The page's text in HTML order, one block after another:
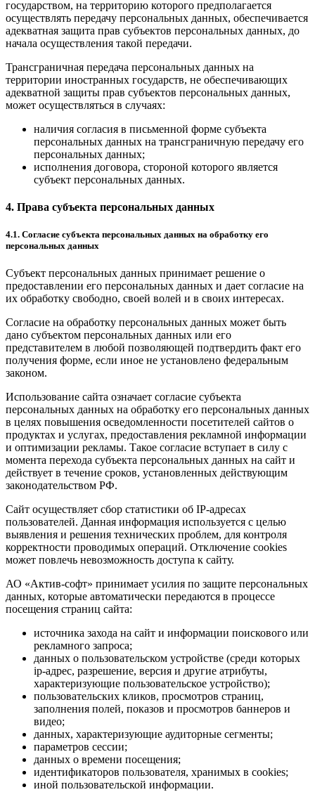
государством, на территорию которого предполагается
осуществлять передачу персональных данных, обеспечивается
адекватная защита прав субъектов персональных данных, до
начала осуществления такой передачи.
Трансграничная передача персональных данных на
территории иностранных государств, не обеспечивающих
адекватной защиты прав субъектов персональных данных,
может осуществляться в случаях:
наличия согласия в письменной форме субъекта
персональных данных на трансграничную передачу его
персональных данных;
исполнения договора, стороной которого является
субъект персональных данных.
4. Права субъекта персональных данных
4.1. Согласие субъекта персональных данных на обработку его
персональных данных
Субъект персональных данных принимает решение о
предоставлении его персональных данных и дает согласие на
их обработку свободно, своей волей и в своих интересах.
Согласие на обработку персональных данных может быть
дано субъектом персональных данных или его
представителем в любой позволяющей подтвердить факт его
получения форме, если иное не установлено федеральным
законом.
Использование сайта означает согласие субъекта
персональных данных на обработку его персональных данных
в целях повышения осведомленности посетителей сайтов о
продуктах и услугах, предоставления рекламной информации
и оптимизации рекламы. Такое согласие вступает в силу с
момента перехода субъекта персональных данных на сайт и
действует в течение сроков, установленных действующим
законодательством РФ.
Сайт осуществляет сбор статистики об IP-адресах
пользователей. Данная информация используется с целью
выявления и решения технических проблем, для контроля
корректности проводимых операций. Отключение cookies
может повлечь невозможность доступа к сайту.
АО «Актив-софт» принимает усилия по защите персональных
данных, которые автоматически передаются в процессе
посещения страниц сайта:
источника захода на сайт и информации поискового или
рекламного запроса;
данных о пользовательском устройстве (среди которых
ip-адрес, разрешение, версия и другие атрибуты,
характеризующие пользовательское устройство);
пользовательских кликов, просмотров страниц,
заполнения полей, показов и просмотров баннеров и
видео;
данных, характеризующие аудиторные сегменты;
параметров сессии;
данных о времени посещения;
идентификаторов пользователя, хранимых в cookies;
иной пользовательской информации.